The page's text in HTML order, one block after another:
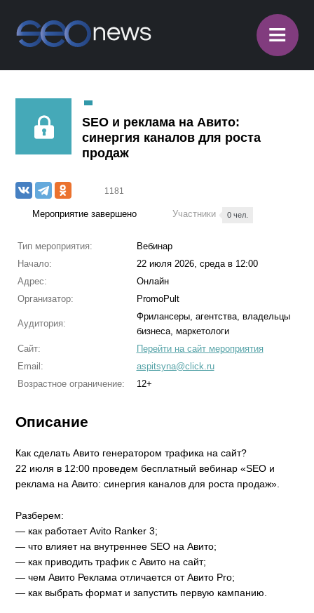
≡
SEO и реклама на Авито:
синергия каналов для роста
продаж
1181
Мероприятие завершено Участники 0 чел.
Тип мероприятия:
Вебинар
Начало:
22 июля 2026, среда в 12:00
Адрес:
Онлайн
Организатор:
PromoPult
Аудитория:
Фрилансеры, агентства, владельцы
бизнеса, маркетологи
Сайт:
Перейти на сайт мероприятия
Email:
aspitsyna@click.ru
Возрастное ограничение:
12+
Описание
Как сделать Авито генератором трафика на сайт?
22 июля в 12:00 проведем бесплатный вебинар «SEO и
реклама на Авито: синергия каналов для роста продаж».
Разберем:
— как работает Avito Ranker 3;
— что влияет на внутреннее SEO на Авито;
— как приводить трафик с Авито на сайт;
— чем Авито Реклама отличается от Авито Pro;
— как выбрать формат и запустить первую кампанию.